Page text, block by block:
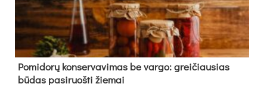
Pomidorų konservavimas be vargo: greičiausias
būdas pasiruošti žiemai